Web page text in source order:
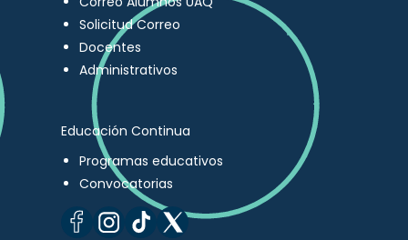
Solicitud Correo
Docentes
Administrativos
Educación Continua
Programas educativos
Convocatorias